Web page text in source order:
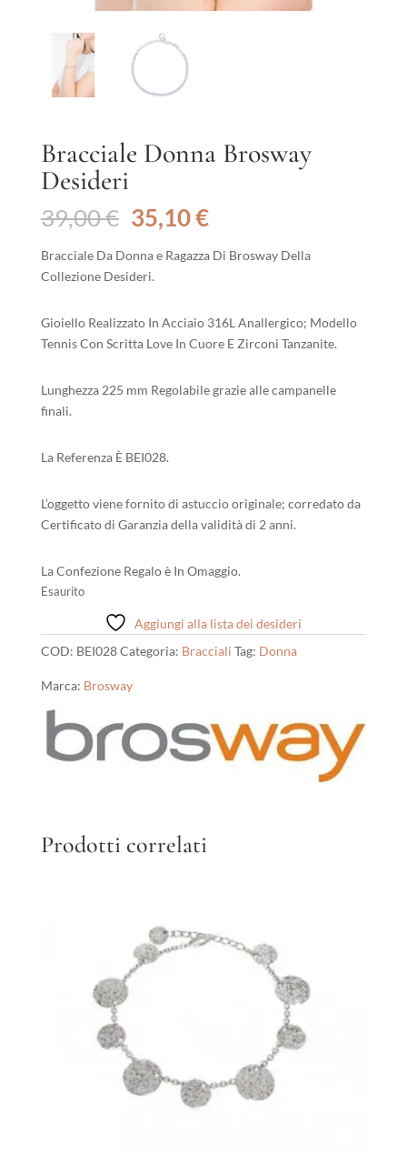
Bracciale Donna Brosway
Desideri
39,00€ Il
prezzo
originale
era:
35,10€Il
attuale
Bracciale Da Donna e Ragazza Di Brosway Della
Collezione Desideri.
Gioiello Realizzato In Acciaio 316L Anallergico; Modello
Tennis Con Scritta Love In Cuore E Zirconi Tanzanite.
Lunghezza 225 mm Regolabile grazie alle campanelle
finali.
La Referenza È BEI028.
L’oggetto viene fornito di astuccio originale; corredato da
Certificato di Garanzia della validità di 2 anni.
La Confezione Regalo è In Omaggio.
Esaurito
Aggiungi alla lista dei desideri
COD: BEI028Categoria: Bracciali Tag: Donna
Marca: Brosway
Prodotti correlati